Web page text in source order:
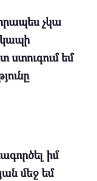
չկա
ստուգում եմ
իմ
մեջ եմ